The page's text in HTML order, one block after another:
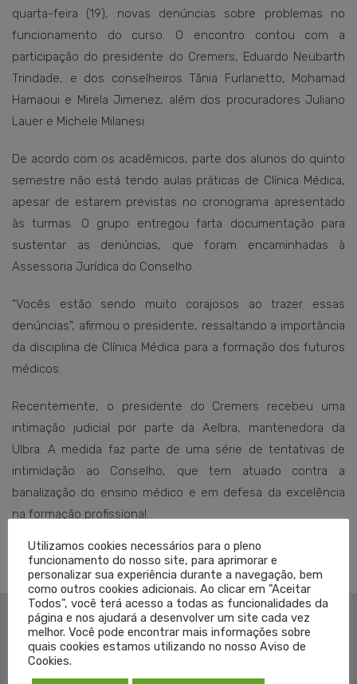
quarta-feira (19), novas denúncias sobre problemas no
funcionamento do curso. O encontro contou com a
participação do presidente do Cremers, Eduardo Neubarth
Trindade, e dos conselheiros Tânia Furlanetto, Mohamad
Hamaoui e Mirela Jimenez, além dos procuradores Juliano
Lauer e Michele Milanesi.
De acordo com os acadêmicos, parte dos alunos do quinto
semestre não está tendo aulas práticas de Clínica Médica,
apesar de estarem previstas no cronograma apresentado
às turmas. O grupo entregou farta documentação para
sustentar as denúncias, que foram encaminhadas à
Assessoria Jurídica do Conselho.
“Vocês estão sendo muito corajosos ao trazer essas
denúncias”, afirmou o presidente, ressaltando a importância
da disciplina de Clínica Médica para a formação dos futuros
médicos.
Recentemente, o presidente do Cremers recebeu uma
intimação judicial por parte da Aelbra, mantenedora da
Ulbra. A medida faz parte de uma série de tentativas de
intimidação ao Conselho, que tem atuado contra a
banalização do ensino médico e em defesa da excelência
na formação profissional.
Institucional
Educação Médica
Utilizamos cookies necessários para o pleno
funcionamento do nosso site, para aprimorar e
personalizar sua experiência durante a navegação, bem
como outros cookies adicionais. Ao clicar em "Aceitar
Todos", você terá acesso a todas as funcionalidades da
página e nos ajudará a desenvolver um site cada vez
melhor. Você pode encontrar mais informações sobre
quais cookies estamos utilizando no nosso Aviso de
Cookies.